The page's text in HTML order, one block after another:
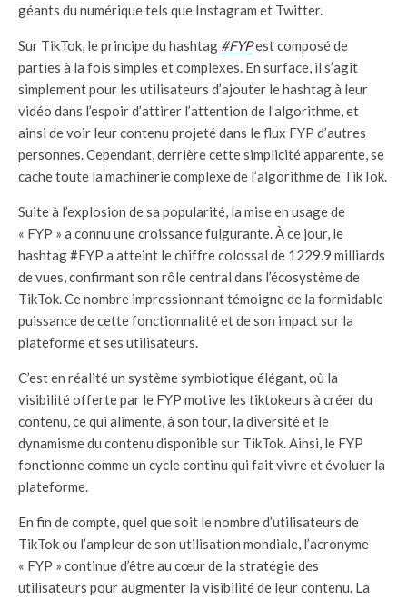
géants du numérique tels que Instagram et Twitter.
Sur TikTok, le principe du hashtag #FYPest composé de
parties à la fois simples et complexes. En surface, il s’agit
simplement pour les utilisateurs d’ajouter le hashtag à leur
vidéo dans l’espoir d’attirer l’attention de l’algorithme, et
ainsi de voir leur contenu projeté dans le flux FYP d’autres
personnes. Cependant, derrière cette simplicité apparente, se
cache toute la machinerie complexe de l’algorithme de TikTok.
Suite à l’explosion de sa popularité, la mise en usage de
« FYP » a connu une croissance fulgurante. À ce jour, le
hashtag #FYP a atteint le chiffre colossal de 1229.9 milliards
de vues, confirmant son rôle central dans l’écosystème de
TikTok. Ce nombre impressionnant témoigne de la formidable
puissance de cette fonctionnalité et de son impact sur la
plateforme et ses utilisateurs.
C’est en réalité un système symbiotique élégant, où la
visibilité offerte par le FYP motive les tiktokeurs à créer du
contenu, ce qui alimente, à son tour, la diversité et le
dynamisme du contenu disponible sur TikTok. Ainsi, le FYP
fonctionne comme un cycle continu qui fait vivre et évoluer la
plateforme.
En fin de compte, quel que soit le nombre d’utilisateurs de
TikTok ou l’ampleur de son utilisation mondiale, l’acronyme
« FYP » continue d’être au cœur de la stratégie des
utilisateurs pour augmenter la visibilité de leur contenu. La